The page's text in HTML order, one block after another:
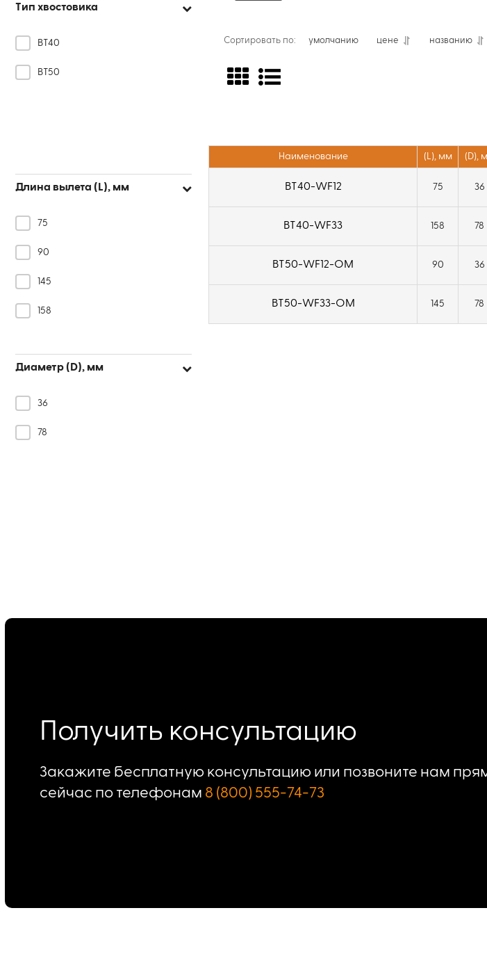
Тип хвостовика
BT40
BT50
Длина вылета (L), мм
75
90
145
158
Диаметр (D), мм
36
78
Сортировать по: умолчанию цене названию
Наименование (L), мм (D),
BT40-WF12 75 36
BT40-WF33 158 78
BT50-WF12-OM 90 36
BT50-WF33-OM 145 78
Получить консультацию
Закажите бесплатную консультацию или позвоните нам
сейчас по телефонам 8 (800) 555-74-73